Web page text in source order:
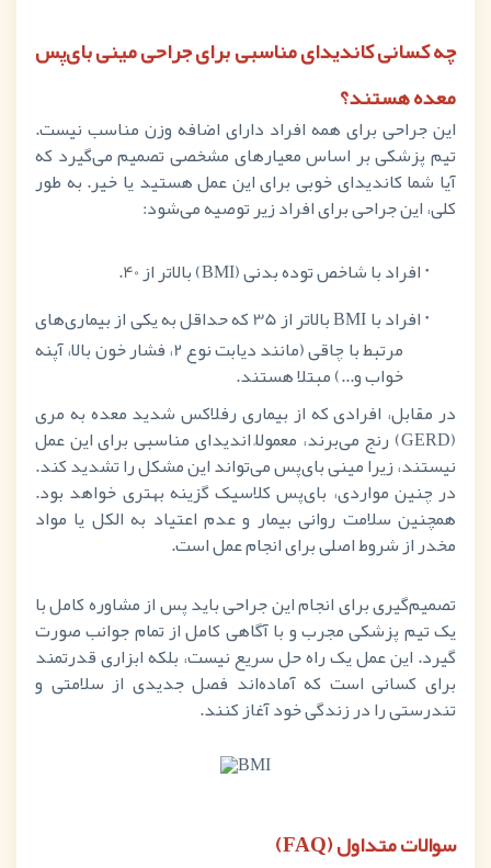
چه کسانی کاندیدای مناسبی برای جراحی مینی بای‌پس
معده هستند؟
این جراحی برای همه افراد دارای اضافه وزن مناسب نیست.
تیم پزشکی بر اساس معیارهای مشخصی تصمیم می‌گیرد که
آیا شما کاندیدای خوبی برای این عمل هستید یا خیر. به طور
کلی، این جراحی برای افراد زیر توصیه می‌شود:
·افراد با شاخص توده بدنی (BMI) بالاتر از40.
·افراد باBMIبالاتر از35که حداقل به یکی از بیماری‌های
مرتبط با چاقی (مانند دیابت نوع2، فشار خون بالا، آپنه
خواب و...) مبتلا هستند.
در مقابل، افرادی که از بیماری رفلاکس شدید معده به مری
(
GERD) رنج می‌برند، معمولاًاندیدای مناسبی برای این عمل
نیستند، زیرا مینی بای‌پس می‌تواند این مشکل را تشدید کند.
در چنین مواردی، بای‌پس کلاسیک گزینه بهتری خواهد بود.
همچنین سلامت روانی بیمار و عدم اعتیاد به الکل یا مواد
مخدر از شروط اصلی برای انجام عمل است.
تصمیم‌گیری برای انجام این جراحی باید پس از مشاوره کامل با
یک تیم پزشکی مجرب و با آگاهی کامل از تمام جوانب صورت
گیرد. این عمل یک راه حل سریع نیست، بلکه ابزاری قدرتمند
برای کسانی است که آماده‌اند فصل جدیدی از سلامتی و
تندرستی را در زندگی خود آغاز کنند.
سوالات متداول (FAQ
)